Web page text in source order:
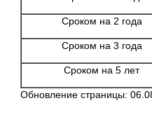
Сроком на 2 года
Сроком на 3 года
Сроком на 5 лет
Обновление страницы: